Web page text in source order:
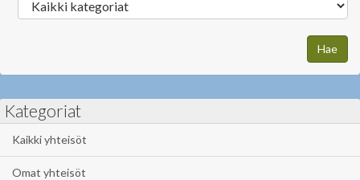
Kategoriat
Kaikki yhteisöt
Omat yhteisöt